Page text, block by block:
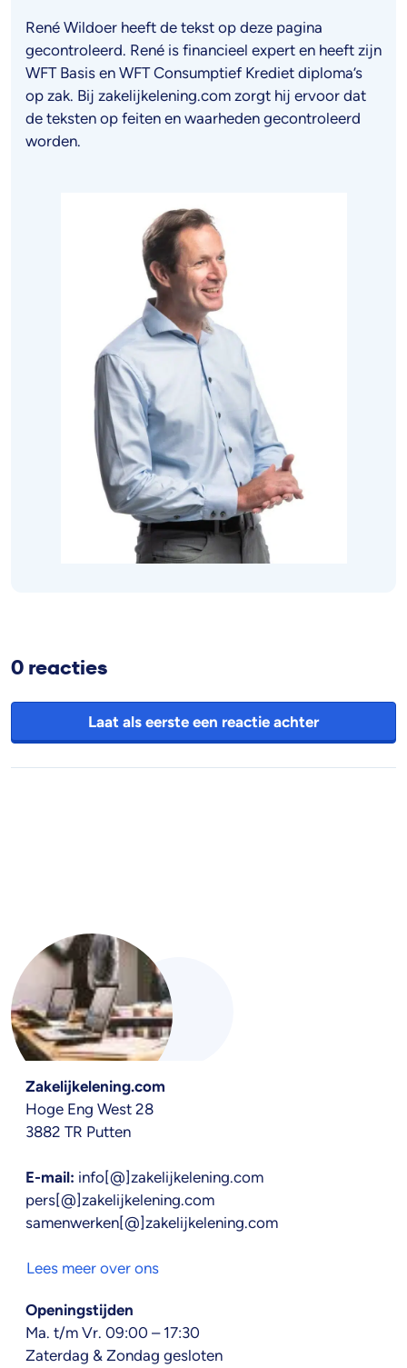
René Wildoer heeft de tekst op deze pagina
gecontroleerd. René is financieel expert en heeft zijn
WFT Basis en WFT Consumptief Krediet diploma’s
op zak. Bij zakelijkelening.com zorgt hij ervoor dat
de teksten op feiten en waarheden gecontroleerd
worden.
0 reacties
Laat als eerste een reactie achter
Zakelijkelening.com
Hoge Eng West 28
3882 TR Putten
E-mail: info[@]zakelijkelening.com
pers[@]zakelijkelening.com
samenwerken[@]zakelijkelening.com
Lees meer over ons
Openingstijden
Ma. t/m Vr. 09:00 – 17:30
Zaterdag & Zondag gesloten